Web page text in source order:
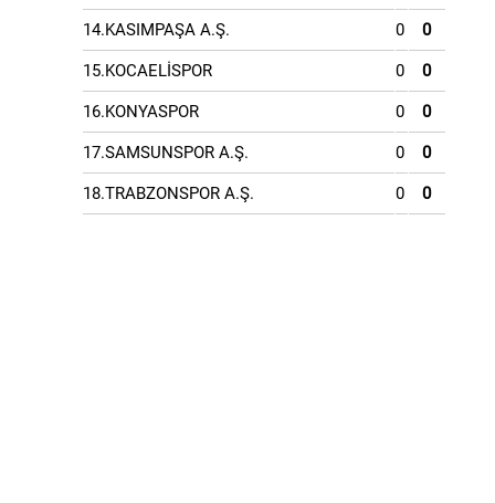
14.KASIMPAŞA A.Ş. 0 0
15.KOCAELİSPOR 0 0
16.KONYASPOR 0 0
17.SAMSUNSPOR A.Ş. 0 0
18.TRABZONSPOR A.Ş. 0 0